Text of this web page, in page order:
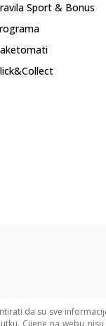
Sport & Bonus
da su sve